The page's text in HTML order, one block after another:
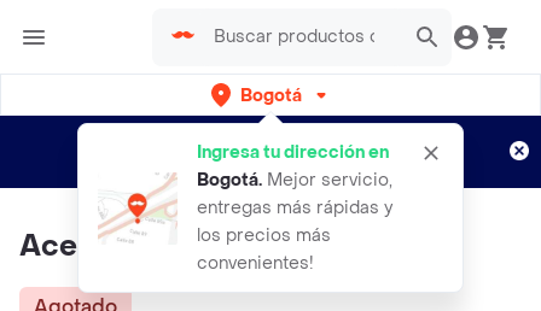
Bogotá
Ingresa tu dirección en
Bogotá. Mejor servicio,
entregas más rápidas y
los precios más
convenientes!
envíos gratis por semanas
Aplican TyC
Aceite De Coco